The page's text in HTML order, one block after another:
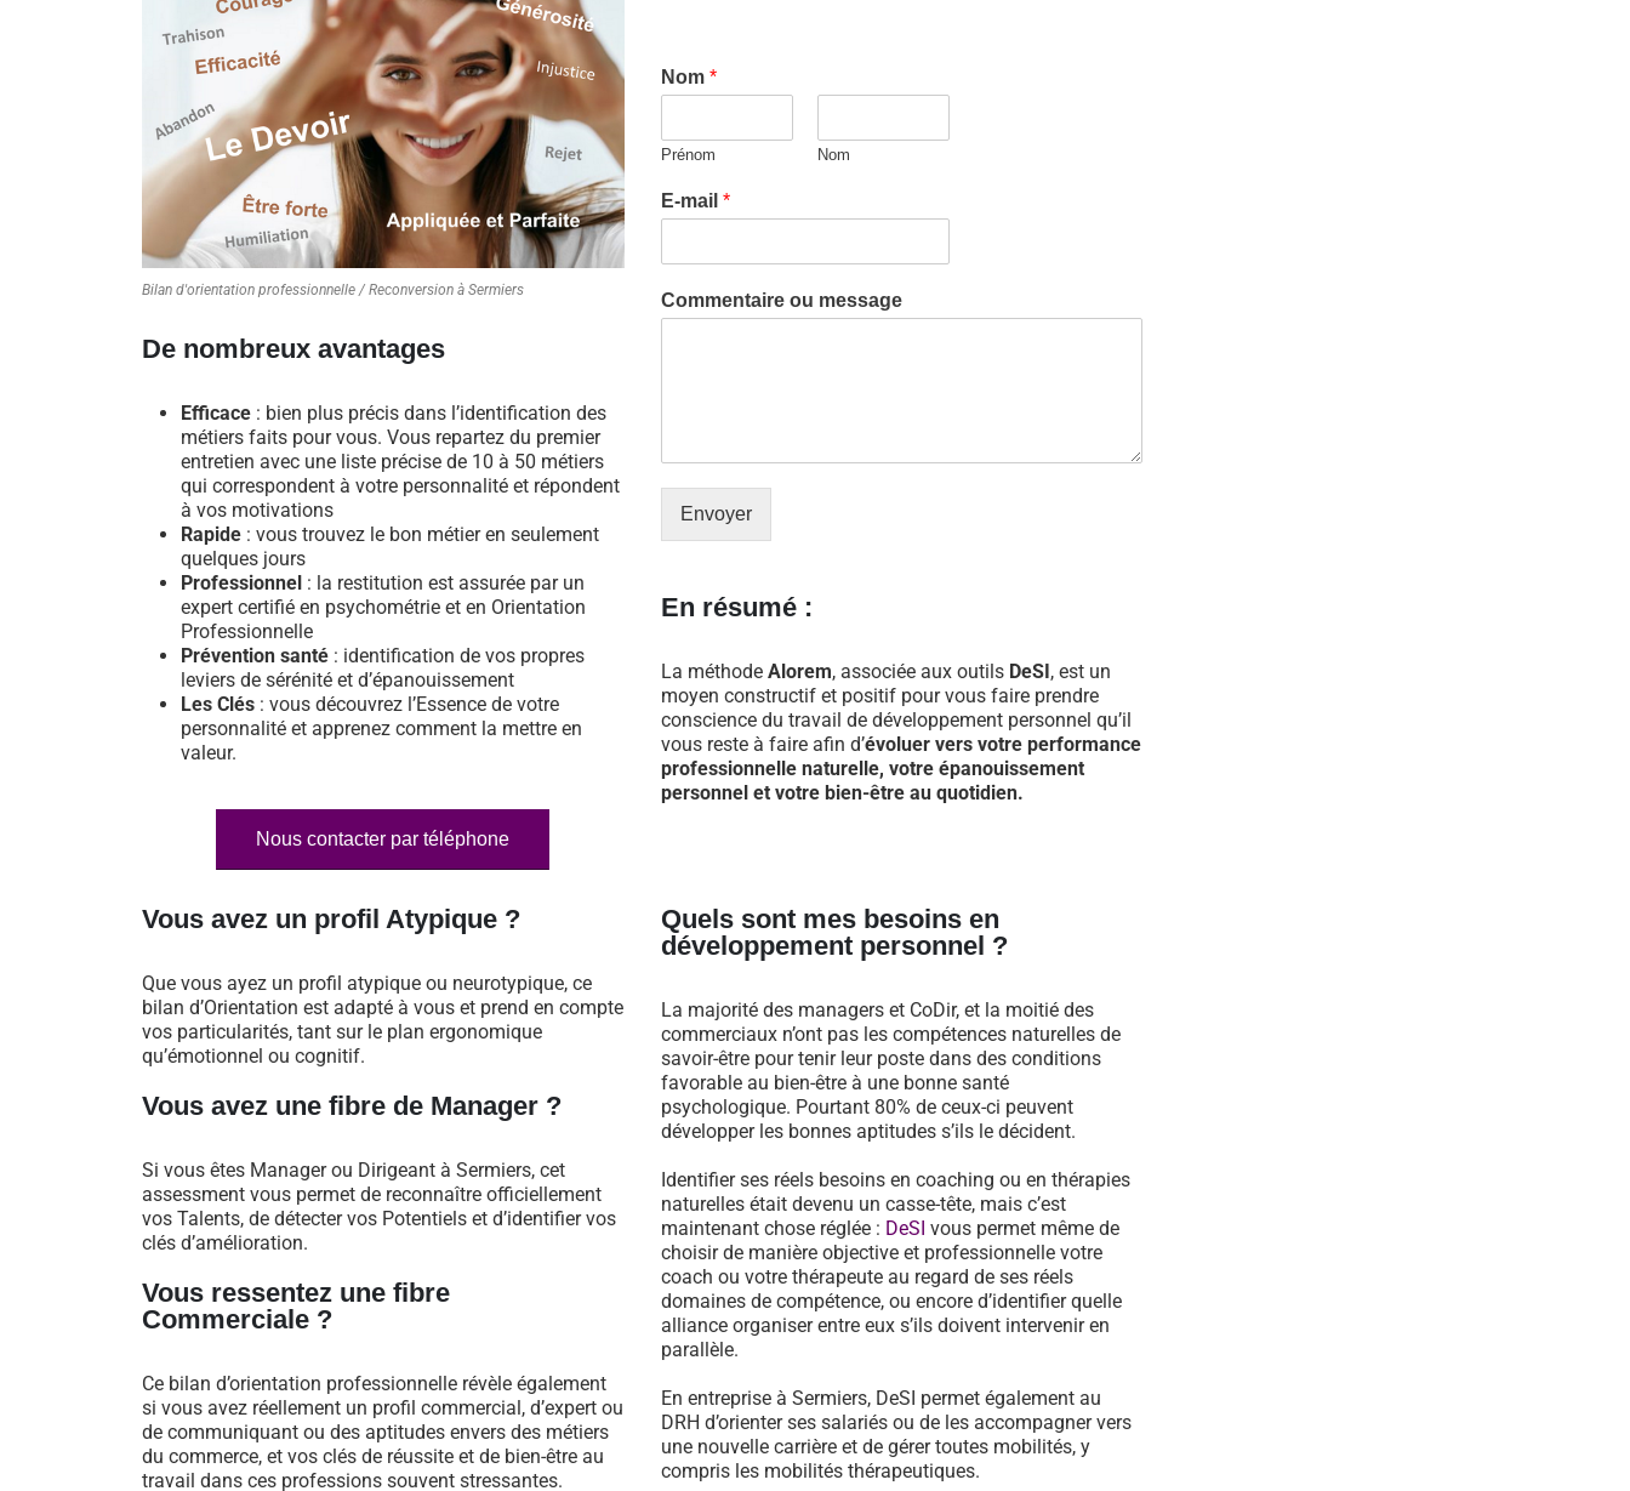
Bilan d'orientation professionnelle / Reconversion à Sermiers
De nombreux avantages
Efficace : bien plus précis dans l’identification des
métiers faits pour vous. Vous repartez du premier
entretien avec une liste précise de 10 à 50 métiers
qui correspondent à votre personnalité et répondent
à vos motivations
Rapide : vous trouvez le bon métier en seulement
quelques jours
Professionnel : la restitution est assurée par un
expert certifié en psychométrie et en Orientation
Professionnelle
Prévention santé : identification de vos propres
leviers de sérénité et d’épanouissement
Les Clés : vous découvrez l’Essence de votre
personnalité et apprenez comment la mettre en
valeur.
Nous contacter par téléphone
Nom *
Prénom Nom
E-mail *
Commentaire ou message
Envoyer
En résumé :
La méthode Alorem, associée aux outils DeSI, est un
moyen constructif et positif pour vous faire prendre
conscience du travail de développement personnel qu’il
vous reste à faire afin d’évoluer vers votre performance
professionnelle naturelle, votre épanouissement
personnel et votre bien-être au quotidien.
Vous avez un profil Atypique ?
Que vous ayez un profil atypique ou neurotypique, ce
bilan d’Orientation est adapté à vous et prend en compte
vos particularités, tant sur le plan ergonomique
qu’émotionnel ou cognitif.
Vous avez une fibre de Manager ?
Si vous êtes Manager ou Dirigeant à Sermiers, cet
assessment vous permet de reconnaître officiellement
vos Talents, de détecter vos Potentiels et d’identifier vos
clés d’amélioration.
Vous ressentez une fibre
Commerciale ?
Ce bilan d’orientation professionnelle révèle également
si vous avez réellement un profil commercial, d’expert ou
de communiquant ou des aptitudes envers des métiers
du commerce, et vos clés de réussite et de bien-être au
travail dans ces professions souvent stressantes.
Quels sont mes besoins en
développement personnel ?
La majorité des managers et CoDir, et la moitié des
commerciaux n’ont pas les compétences naturelles de
savoir-être pour tenir leur poste dans des conditions
favorable au bien-être à une bonne santé
psychologique. Pourtant 80% de ceux-ci peuvent
développer les bonnes aptitudes s’ils le décident.
Identifier ses réels besoins en coaching ou en thérapies
naturelles était devenu un casse-tête, mais c’est
maintenant chose réglée : DeSI vous permet même de
choisir de manière objective et professionnelle votre
coach ou votre thérapeute au regard de ses réels
domaines de compétence, ou encore d’identifier quelle
alliance organiser entre eux s’ils doivent intervenir en
parallèle.
En entreprise à Sermiers, DeSI permet également au
DRH d’orienter ses salariés ou de les accompagner vers
une nouvelle carrière et de gérer toutes mobilités, y
compris les mobilités thérapeutiques.